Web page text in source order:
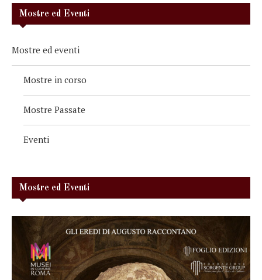
Mostre ed Eventi
Mostre ed eventi
Mostre in corso
Mostre Passate
Eventi
Mostre ed Eventi